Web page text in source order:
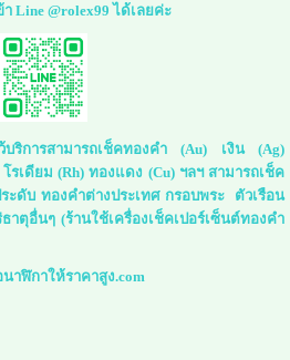
Line @rolex99 ได้เลยค่ะ
ว้บริการสามารถเช็คทองคำ (Au) เงิน (Ag)
รเดียม (Rh) ทองแดง (Cu) ฯลฯ สามารถเช็ค
ะดับ ทองคำต่างประเทศ กรอบพระ ตัวเรือน
ตุอื่นๆ (ร้านใช้เครื่องเช็คเปอร์เซ็นต์ทองคำ
นาฬิกาให้ราคาสูง.com